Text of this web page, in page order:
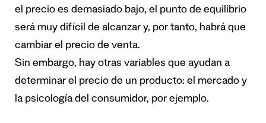
el precio es demasiado bajo, el punto de equilibrio
será muy difícil de alcanzar y, por tanto, habrá que
cambiar el precio de venta.
Sin embargo, hay otras variables que ayudan a
determinar el precio de un producto: el mercado y
la psicología del consumidor, por ejemplo.